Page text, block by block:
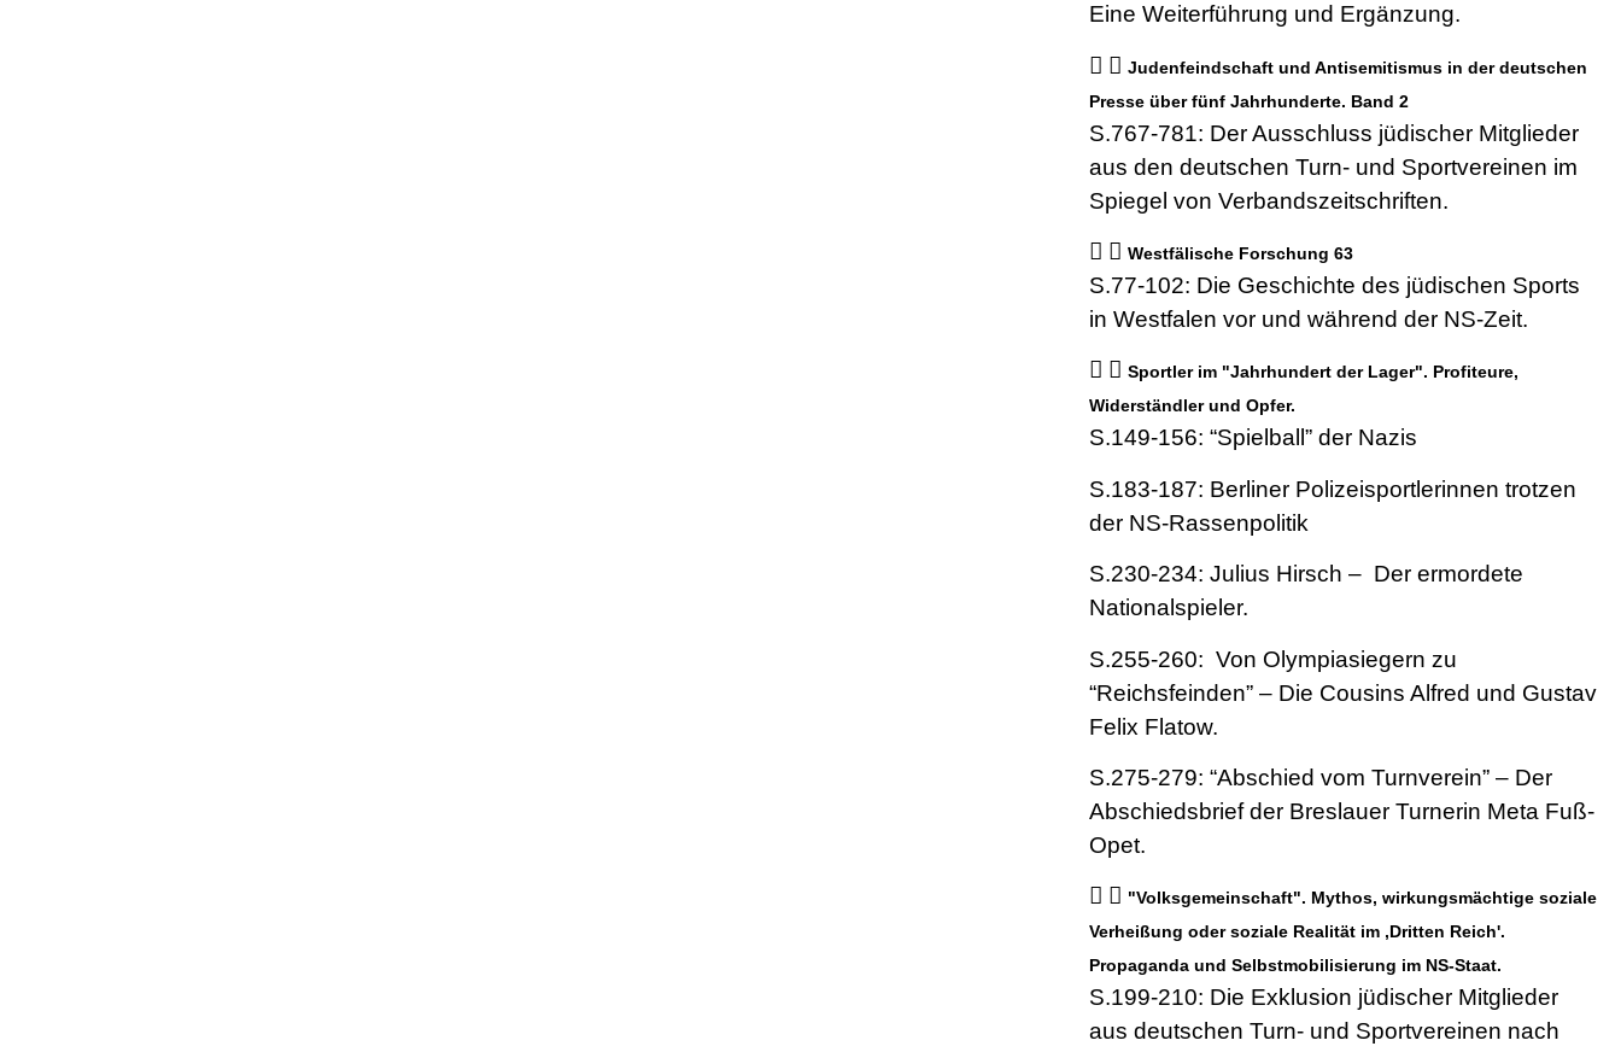
Eine Weiterführung und Ergänzung.
Judenfeindschaft und Antisemitismus in der deutschen
Presse über fünf Jahrhunderte. Band 2
S.767-781: Der Ausschluss jüdischer Mitglieder
aus den deutschen Turn- und Sportvereinen im
Spiegel von Verbandszeitschriften.
Westfälische Forschung 63
S.77-102: Die Geschichte des jüdischen Sports
in Westfalen vor und während der NS-Zeit.
Sportler im "Jahrhundert der Lager". Profiteure,
Widerständler und Opfer.
S.149-156: “Spielball” der Nazis
S.183-187: Berliner Polizeisportlerinnen trotzen
der NS-Rassenpolitik
S.230-234: Julius Hirsch – Der ermordete
Nationalspieler.
S.255-260: Von Olympiasiegern zu
“Reichsfeinden” – Die Cousins Alfred und Gustav
Felix Flatow.
S.275-279: “Abschied vom Turnverein” – Der
Abschiedsbrief der Breslauer Turnerin Meta Fuß-
Opet.
"Volksgemeinschaft". Mythos, wirkungsmächtige soziale
Verheißung oder soziale Realität im ,Dritten Reich'.
Propaganda und Selbstmobilisierung im NS-Staat.
S.199-210: Die Exklusion jüdischer Mitglieder
aus deutschen Turn- und Sportvereinen nach